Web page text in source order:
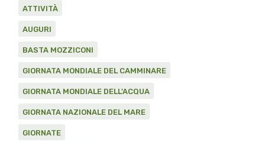
ATTIVITÀ
AUGURI
BASTA MOZZICONI
GIORNATA MONDIALE DEL CAMMINARE
GIORNATA MONDIALE DELL'ACQUA
GIORNATA NAZIONALE DEL MARE
GIORNATE